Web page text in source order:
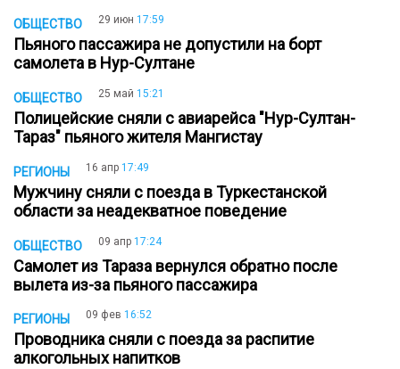
ОБЩЕСТВО 29 июн 17:59
Пьяного пассажира не допустили на борт
самолета в Нур-Султане
ОБЩЕСТВО 25 май 15:21
Полицейские сняли с авиарейса "Нур-Султан-
Тараз" пьяного жителя Мангистау
РЕГИОНЫ 16 апр 17:49
Мужчину сняли с поезда в Туркестанской
области за неадекватное поведение
ОБЩЕСТВО 09 апр 17:24
Самолет из Тараза вернулся обратно после
вылета из-за пьяного пассажира
РЕГИОНЫ 09 фев 16:52
Проводника сняли с поезда за распитие
алкогольных напитков